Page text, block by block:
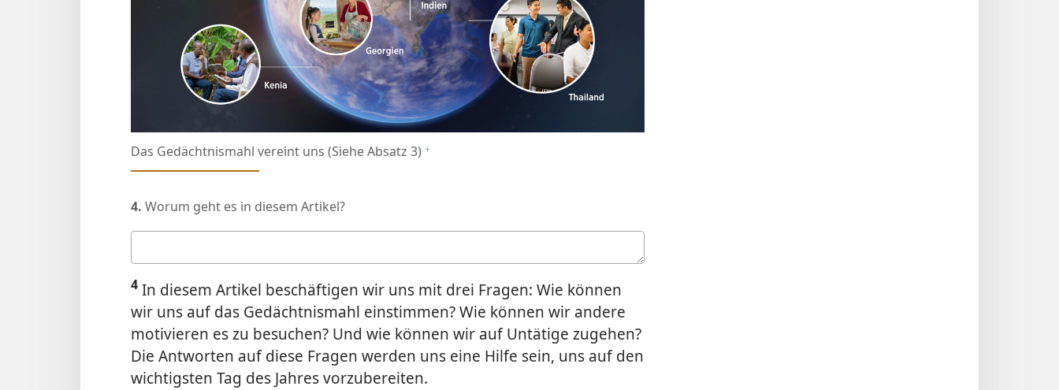
Das Gedächtnismahl vereint uns (Siehe Absatz 3) f
4. Worum geht es in diesem Artikel?
Antwort
4 In diesem Artikel beschäftigen wir uns mit drei Fragen: Wie können
wir uns auf das Gedächtnismahl einstimmen? Wie können wir andere
motivieren es zu besuchen? Und wie können wir auf Untätige zugehen?
Die Antworten auf diese Fragen werden uns eine Hilfe sein, uns auf den
wichtigsten Tag des Jahres vorzubereiten.